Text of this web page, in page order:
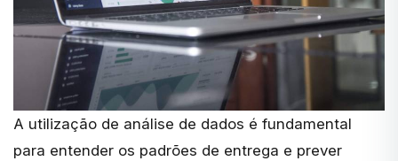
A utilização de análise de dados é fundamental
para entender os padrões de entrega e prever